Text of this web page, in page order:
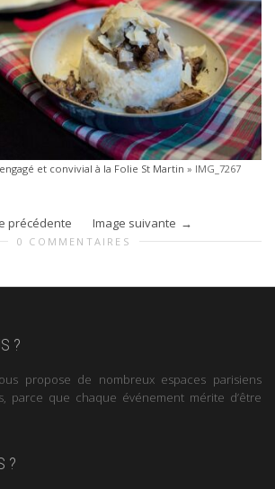
et convivial à la Folie St Martin » IMG_7267
précédente Image suivante
0 COMMENTAIRES
?
propose de nombreux espaces parisiens
parce que chaque événement mérite d’être
?